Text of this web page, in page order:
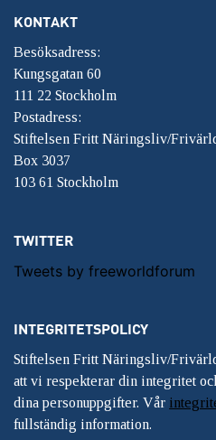
KONTAKT
Besöksadress:
Kungsgatan 60
111 22 Stockholm
Postadress:
Stiftelsen Fritt Näringsliv/
Box 3037
103 61 Stockholm
TWITTER
Tweets by freeworldforum
INTEGRITETSPOLICY
Stiftelsen Fritt Näringsliv/
att vi respekterar din integritet
dina personuppgifter. Vår
fullständig information.